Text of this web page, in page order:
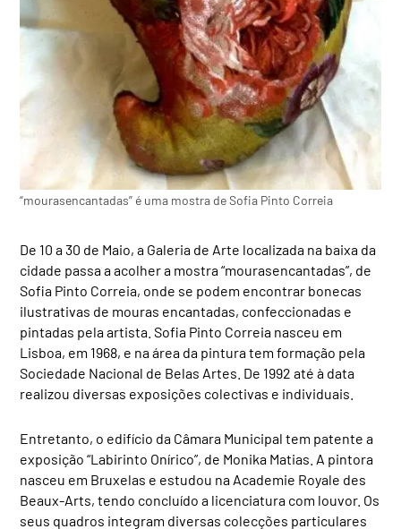
“mourasencantadas” é uma mostra de Sofia Pinto Correia
De 10 a 30 de Maio, a Galeria de Arte localizada na baixa da
cidade passa a acolher a mostra “mourasencantadas”, de
Sofia Pinto Correia, onde se podem encontrar bonecas
ilustrativas de mouras encantadas, confeccionadas e
pintadas pela artista. Sofia Pinto Correia nasceu em
Lisboa, em 1968, e na área da pintura tem formação pela
Sociedade Nacional de Belas Artes. De 1992 até à data
realizou diversas exposições colectivas e individuais.
Entretanto, o edifício da Câmara Municipal tem patente a
exposição “Labirinto Onírico”, de Monika Matias. A pintora
nasceu em Bruxelas e estudou na Academie Royale des
Beaux-Arts, tendo concluído a licenciatura com louvor. Os
seus quadros integram diversas colecções particulares